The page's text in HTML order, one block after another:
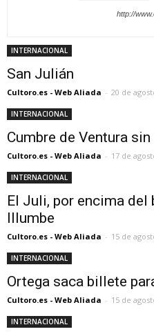
http://
INTERNACIONAL
San Julián
Cultoro.es - Web Aliada - 20 de
INTERNACIONAL
Cumbre de Ventura
Cultoro.es - Web Aliada - 17 de
INTERNACIONAL
El Juli, por encima del
Illumbe
Cultoro.es - Web Aliada - 15 de
INTERNACIONAL
Ortega saca billete
Cultoro.es - Web Aliada - 15 de
INTERNACIONAL